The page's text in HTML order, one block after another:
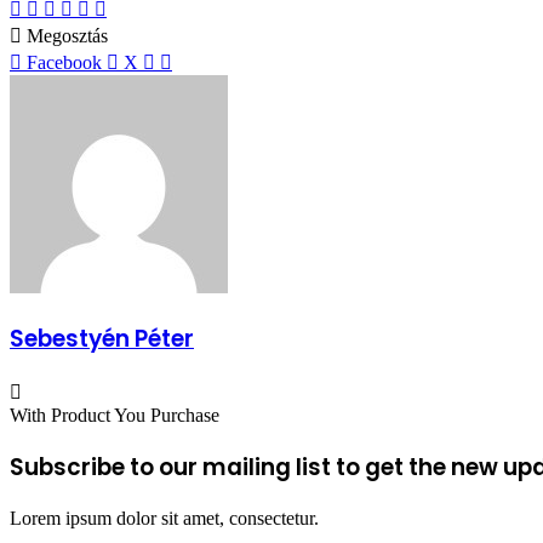
email-
ben
Megosztás
Facebook
X
Megosztás
email-
Sebestyén Péter
With Product You Purchase
Subscribe to our mailing list to get the new
Lorem ipsum dolor sit amet, consectetur.